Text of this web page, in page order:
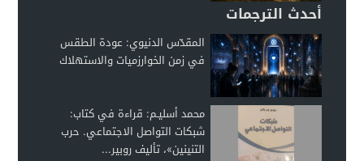
أحدث الترجمات
المقدّس الدنيوي: عودة الطقس
في زمن الخوارزميات والاستهلاك
محمد أسليـم: قراءة في كتاب:
شبكات التواصل الاجتماعي. حرب
التنينين»، تأليف روبير...